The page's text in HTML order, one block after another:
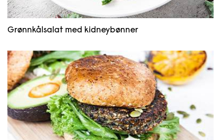
Grønnkålsalat med kidneybønner